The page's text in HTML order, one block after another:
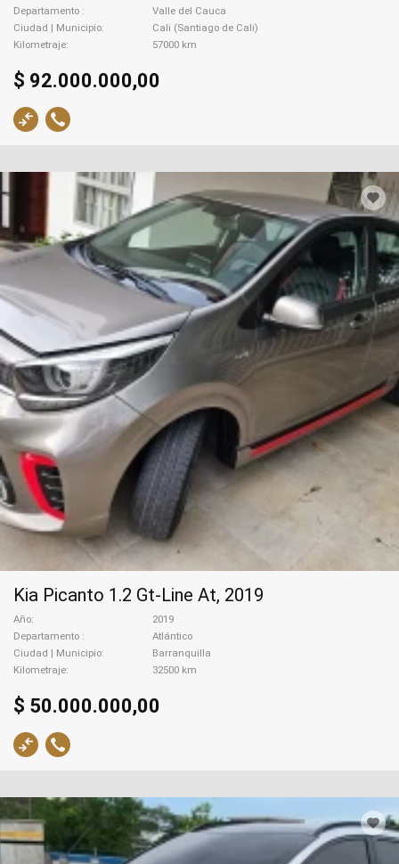
Departamento
Valle del Cauca
Ciudad | Municipio
Cali (Santiago de Cali)
Kilometraje
57000 km
$ 92.000.000,00
Kia Picanto 1.2 Gt-Line At, 2019
Año
2019
Departamento
Atlántico
Ciudad | Municipio
Barranquilla
Kilometraje
32500 km
$ 50.000.000,00